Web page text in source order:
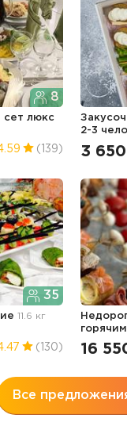
8
сет люкс
(139)
2-3
3
35
11.6 кг
(130) 16
Все